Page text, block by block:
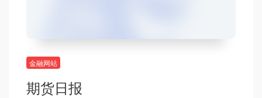
金融网站
期货日报